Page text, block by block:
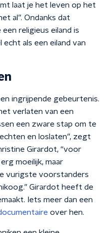
laat je het leven op het
al”. Ondanks dat
religieus eiland is
als een eiland van
ingrijpende gebeurtenis.
verlaten van een
een zware stap om te
en loslaten”, zegt
Girardot, “voor
moeilijk, maar
vurigste voorstanders
Girardot heeft de
Iets meer dan een
over hen.